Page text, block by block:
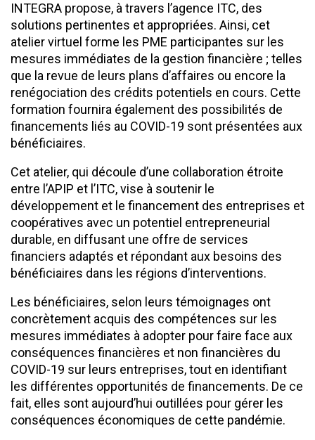
INTEGRA propose, à travers l’agence ITC, des
solutions pertinentes et appropriées. Ainsi, cet
atelier virtuel forme les PME participantes sur les
mesures immédiates de la gestion financière ; telles
que la revue de leurs plans d’affaires ou encore la
renégociation des crédits potentiels en cours. Cette
formation fournira également des possibilités de
financements liés au COVID-19 sont présentées aux
bénéficiaires.
Cet atelier, qui découle d’une collaboration étroite
entre l’APIP et l’ITC, vise à soutenir le
développement et le financement des entreprises et
coopératives avec un potentiel entrepreneurial
durable, en diffusant une offre de services
financiers adaptés et répondant aux besoins des
bénéficiaires dans les régions d’interventions.
Les bénéficiaires, selon leurs témoignages ont
concrètement acquis des compétences sur les
mesures immédiates à adopter pour faire face aux
conséquences financières et non financières du
COVID-19 sur leurs entreprises, tout en identifiant
les différentes opportunités de financements. De ce
fait, elles sont aujourd’hui outillées pour gérer les
conséquences économiques de cette pandémie.